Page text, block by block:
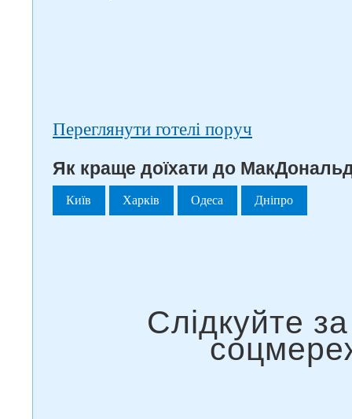
Переглянути готелі поруч
Як краще доїхати до
Київ Харків Одеса Дніпро